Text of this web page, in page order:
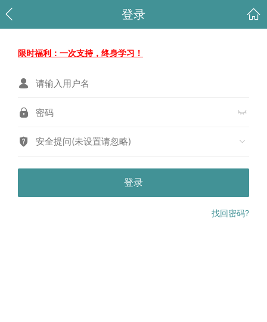
登录
限时福利：一次支持，终身学习！
安全提问(未设置请忽略)
登录
找回密码?